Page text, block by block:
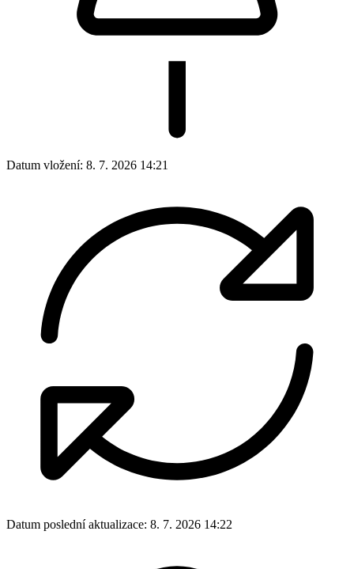
Datum vložení: 8. 7. 2026 14:21
Datum poslední aktualizace: 8. 7. 2026 14:22